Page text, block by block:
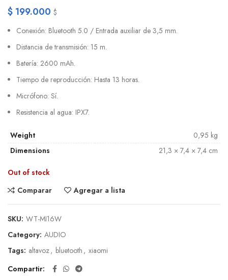
$ 199.000 $
Conexión: Bluetooth 5.0 / Entrada auxiliar de 3,5 mm.
Distancia de transmisión: 15 m.
Batería: 2600 mAh.
Tiempo de reproducción: Hasta 13 horas.
Micrófono: Sí.
Resistencia al agua: IPX7.
Weight
0,95 kg
Dimensions
21,3 × 7,4 × 7,4 cm
Out of stock
Comparar
Agregar a lista
SKU: WT-MI16W
Category: AUDIO
Tags: altavoz, bluetooth , xiaomi
Compartir